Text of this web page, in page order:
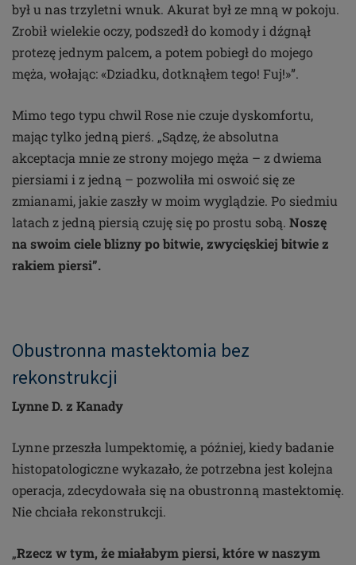
był u nas trzyletni wnuk. Akurat był ze mną w pokoju.
Zrobił wielekie oczy, podszedł do komody i dźgnął
protezę jednym palcem, a potem pobiegł do mojego
męża, wołając: «Dziadku, dotknąłem tego! Fuj!»”.
Mimo tego typu chwil Rose nie czuje dyskomfortu,
mając tylko jedną pierś. „Sądzę, że absolutna
akceptacja mnie ze strony mojego męża – z dwiema
piersiami i z jedną – pozwoliła mi oswoić się ze
zmianami, jakie zaszły w moim wyglądzie. Po siedmiu
latach z jedną piersią czuję się po prostu sobą. Noszę
na swoim ciele blizny po bitwie, zwycięskiej bitwie z
rakiem piersi”.
Obustronna mastektomia bez
rekonstrukcji
Lynne D. z Kanady
Lynne przeszła lumpektomię, a później, kiedy badanie
histopatologiczne wykazało, że potrzebna jest kolejna
operacja, zdecydowała się na obustronną mastektomię.
Nie chciała rekonstrukcji.
„Rzecz w tym, że miałabym piersi, które w naszym